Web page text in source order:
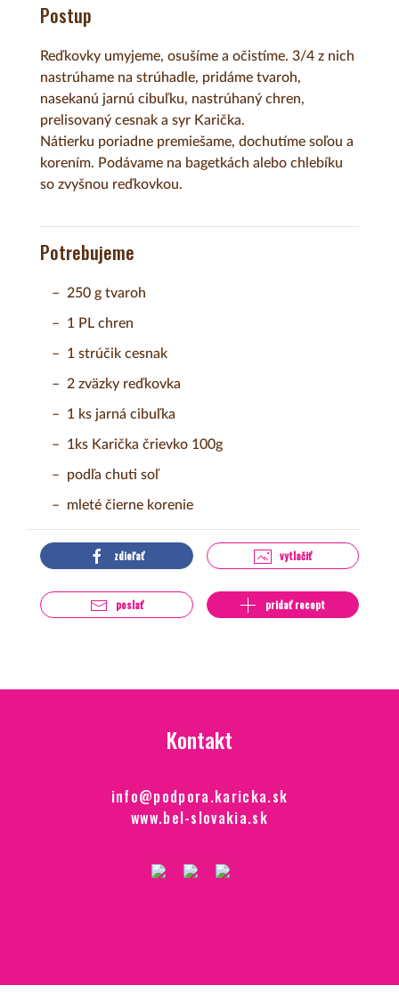
Postup
Reďkovky umyjeme, osušíme a očistíme. 3/4 z nich
nastrúhame na strúhadle, pridáme tvaroh,
nasekanú jarnú cibuľku, nastrúhaný chren,
prelisovaný cesnak a syr Karička.
Nátierku poriadne premiešame, dochutíme soľou a
korením. Podávame na bagetkách alebo chlebíku
so zvyšnou reďkovkou.
Potrebujeme
250 g tvaroh
1 PL chren
1 strúčik cesnak
2 zväzky reďkovka
1 ks jarná cibuľka
1ks Karička črievko 100g
podľa chuti soľ
mleté čierne korenie
zdieľať vytlačiť
poslať pridať recept
Kontakt
info@podpora.karicka.sk
www.bel-slovakia.sk